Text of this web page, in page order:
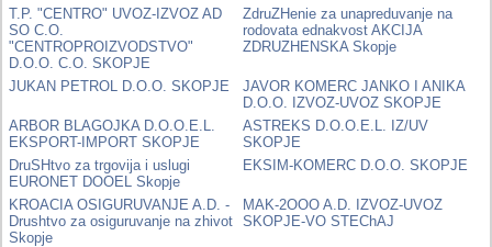
T.P. "CENTRO" UVOZ-IZVOZ AD
SO C.O.
"CENTROPROIZVODSTVO"
D.O.O. C.O. SKOPJE
ZdruZHenie za unapreduvanje na
rodovata ednakvost AKCIJA
ZDRUZHENSKA Skopje
JUKAN PETROL D.O.O. SKOPJE
JAVOR KOMERC JANKO I ANIKA
D.O.O. IZVOZ-UVOZ SKOPJE
ARBOR BLAGOJKA D.O.O.E.L.
EKSPORT-IMPORT SKOPJE
ASTREKS D.O.O.E.L. IZ/UV
SKOPJE
DruSHtvo za trgovija i uslugi
EURONET DOOEL Skopje
EKSIM-KOMERC D.O.O. SKOPJE
KROACIA OSIGURUVANJE A.D. -
Drushtvo za osiguruvanje na zhivot
Skopje
MAK-2OOO A.D. IZVOZ-UVOZ
SKOPJE-VO STEChAJ